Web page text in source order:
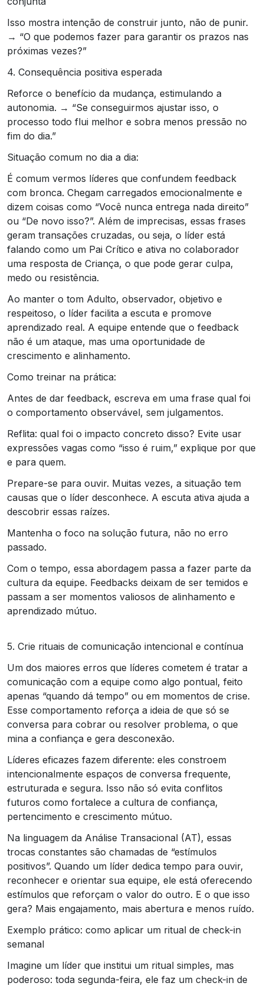
Isso mostra intenção de construir junto, não de punir.
→ “O que podemos fazer para garantir os prazos nas
próximas vezes?”
4. Consequência positiva esperada
Reforce o benefício da mudança, estimulando a
autonomia. → “Se conseguirmos ajustar isso, o
processo todo flui melhor e sobra menos pressão no
fim do dia.”
Situação comum no dia a dia:
É comum vermos líderes que confundem feedback
com bronca. Chegam carregados emocionalmente e
dizem coisas como “Você nunca entrega nada direito”
ou “De novo isso?”. Além de imprecisas, essas frases
geram transações cruzadas, ou seja, o líder está
falando como um Pai Crítico e ativa no colaborador
uma resposta de Criança, o que pode gerar culpa,
medo ou resistência.
Ao manter o tom Adulto, observador, objetivo e
respeitoso, o líder facilita a escuta e promove
aprendizado real. A equipe entende que o feedback
não é um ataque, mas uma oportunidade de
crescimento e alinhamento.
Como treinar na prática:
Antes de dar feedback, escreva em uma frase qual foi
o comportamento observável, sem julgamentos.
Reflita: qual foi o impacto concreto disso? Evite usar
expressões vagas como “isso é ruim,” explique por que
e para quem.
Prepare-se para ouvir. Muitas vezes, a situação tem
causas que o líder desconhece. A escuta ativa ajuda a
descobrir essas raízes.
Mantenha o foco na solução futura, não no erro
passado.
Com o tempo, essa abordagem passa a fazer parte da
cultura da equipe. Feedbacks deixam de ser temidos e
passam a ser momentos valiosos de alinhamento e
aprendizado mútuo.
5. Crie rituais de comunicação intencional e contínua
Um dos maiores erros que líderes cometem é tratar a
comunicação com a equipe como algo pontual, feito
apenas “quando dá tempo” ou em momentos de crise.
Esse comportamento reforça a ideia de que só se
conversa para cobrar ou resolver problema, o que
mina a confiança e gera desconexão.
Líderes eficazes fazem diferente: eles constroem
intencionalmente espaços de conversa frequente,
estruturada e segura. Isso não só evita conflitos
futuros como fortalece a cultura de confiança,
pertencimento e crescimento mútuo.
Na linguagem da Análise Transacional (AT), essas
trocas constantes são chamadas de “estímulos
positivos”. Quando um líder dedica tempo para ouvir,
reconhecer e orientar sua equipe, ele está oferecendo
estímulos que reforçam o valor do outro. E o que isso
gera? Mais engajamento, mais abertura e menos ruído.
Exemplo prático: como aplicar um ritual de check-in
semanal
Imagine um líder que institui um ritual simples, mas
poderoso: toda segunda-feira, ele faz um check-in de